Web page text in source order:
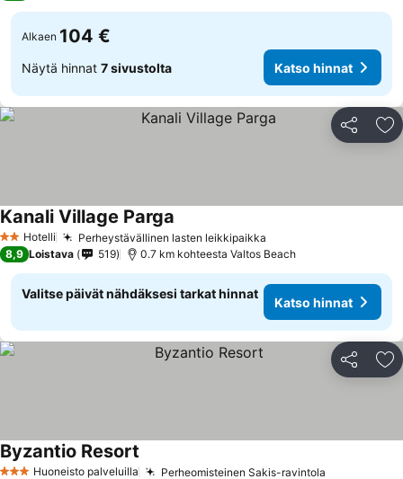
Alkaen 104 €
Näytä hinnat 7 sivustolta Katso hinnat
Jaa
2 Tähtiluokitus
Hotelli Perheystävällinen lasten leikkipaikka
Kanali Village Parga
8,9 Loistava 519 0.7 km kohteesta Valtos Beach
Valitse päivät nähdäksesi tarkat hinnat
Katso hinnat
Jaa
Huoneisto palveluilla Perheomisteinen Sakis-ravintola
Byzantio Resort